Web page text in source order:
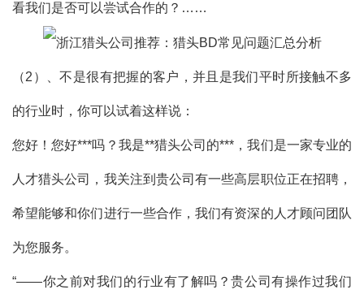
看我们是否可以尝试合作的？……
（2）、不是很有把握的客户，并且是我们平时所接触不多
的行业时，你可以试着这样说：
您好！您好***吗？我是**猎头公司的***，我们是一家专业的
人才猎头公司，我关注到贵公司有一些高层职位正在招聘，
希望能够和你们进行一些合作，我们有资深的人才顾问团队
为您服务。
“——你之前对我们的行业有了解吗？贵公司有操作过我们